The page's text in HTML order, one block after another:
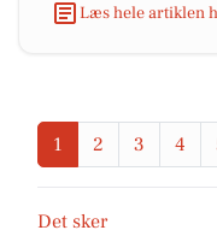
Læs hele artiklen
1 2 3 4
Det sker